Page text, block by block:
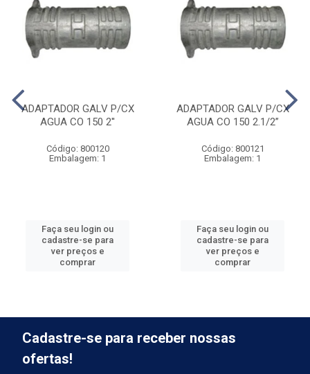
ADAPTADOR GALV P/CX
AGUA CO 150 2''
Código: 800120
Embalagem: 1
Faça seu login ou
cadastre-se para
ver preços e
comprar
ADAPTADOR GALV P/CX
AGUA CO 150 2.1/2”
Código: 800121
Embalagem: 1
Faça seu login ou
cadastre-se para
ver preços e
comprar
Cadastre-se para receber nossas
ofertas!